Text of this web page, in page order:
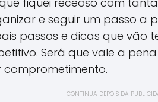
e seguir um passo a
passos e dicas que vão
Será que vale a
comprometimento.
CONTINUA DEPOIS DA